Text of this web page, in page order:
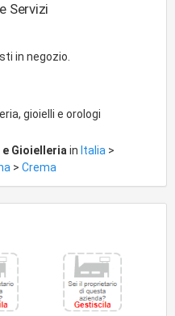
Servizi
in negozio.
gioielli e orologi
Gioielleria in Italia >
> Crema